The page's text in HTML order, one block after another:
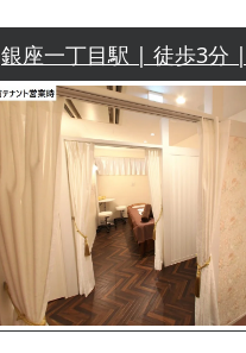
銀座一丁目駅 | 徒歩3分